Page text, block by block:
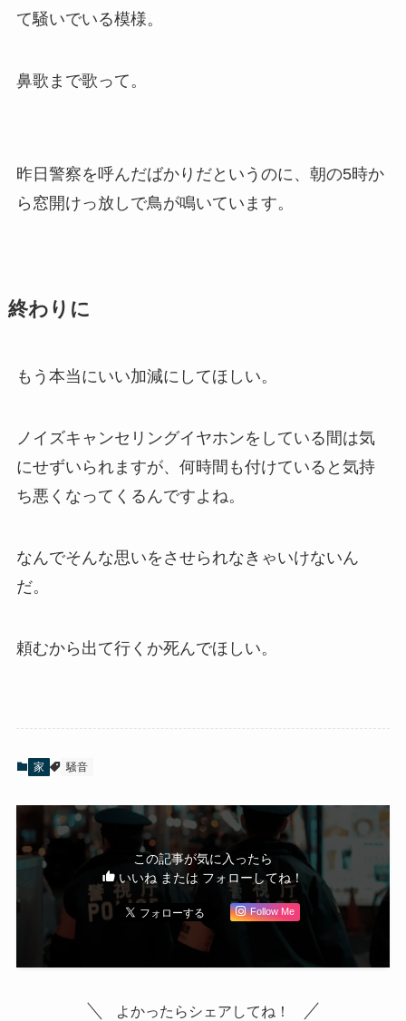
て騒いでいる模様。
鼻歌まで歌って。
昨日警察を呼んだばかりだというのに、朝の5時か
ら窓開けっ放しで鳥が鳴いています。
終わりに
もう本当にいい加減にしてほしい。
ノイズキャンセリングイヤホンをしている間は気
にせずいられますが、何時間も付けていると気持
ち悪くなってくるんですよね。
なんでそんな思いをさせられなきゃいけないん
だ。
頼むから出て行くか死んでほしい。
家 騒音
この記事が気に入ったら
いいね または フォローしてね！
Follow Me
よかったらシェアしてね！